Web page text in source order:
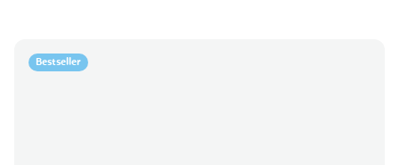
Bestseller